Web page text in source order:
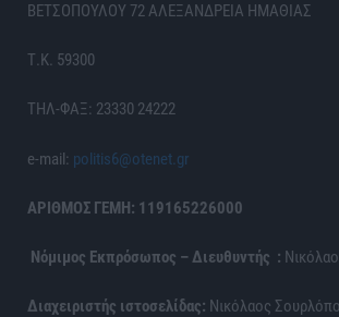
ΒΕΤΣΟΠΟΥΛΟΥ 72 ΑΛΕΞΑΝΔΡΕΙΑ ΗΜΑΘΙΑΣ
Τ.Κ. 59300
ΤΗΛ-ΦΑΞ: 23330 24222
e-mail: politis6@otenet.gr
ΑΡΙΘΜΟΣ ΓΕΜΗ: 119165226000
Νόμιμος Εκπρόσωπος – Διευθυντής :
Διαχειριστής ιστοσελίδας: Νικόλαος